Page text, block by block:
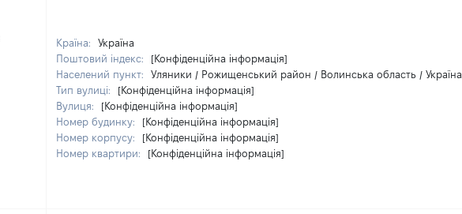
Країна:
Україна
Поштовий індекс:
[Конфіденційна інформація]
Населений пункт:
Уляники / Рожищенський район / Волинська область / Україна
Тип вулиці:
[Конфіденційна інформація]
Вулиця:
[Конфіденційна інформація]
Номер будинку:
[Конфіденційна інформація]
Номер корпусу:
[Конфіденційна інформація]
Номер квартири:
[Конфіденційна інформація]